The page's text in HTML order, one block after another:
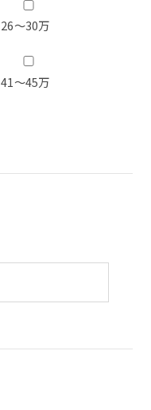
26～30万
41～45万